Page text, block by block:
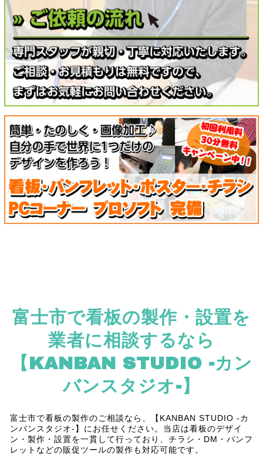
富士市で看板の製作・設置を
業者に相談するなら
【KANBAN STUDIO -カン
バンスタジオ-】
富士市で看板の製作のご相談なら、【KANBAN STUDIO -カ
ンバンスタジオ-】にお任せください。当店は看板のデザイ
ン・製作・ 設置を一貫して行っており、チラシ・DM・パンフ
レットなどの販促ツールの製作も対応可能です。